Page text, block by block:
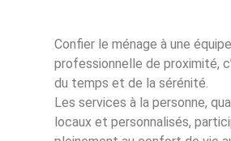
Confier le ménage à une équipe
professionnelle de proximité,
du temps et de la sérénité.
Les services à la personne,
locaux et personnalisés,